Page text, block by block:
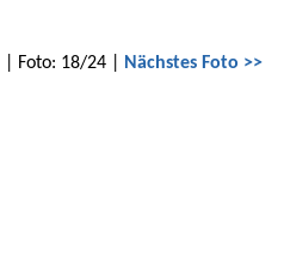
| Foto: 18/24 | Nächstes Foto >>